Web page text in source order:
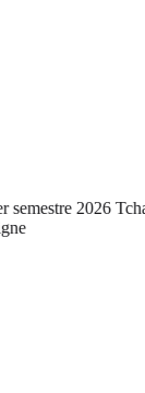
2026Tchad: